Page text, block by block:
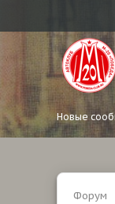
Новые
Форум